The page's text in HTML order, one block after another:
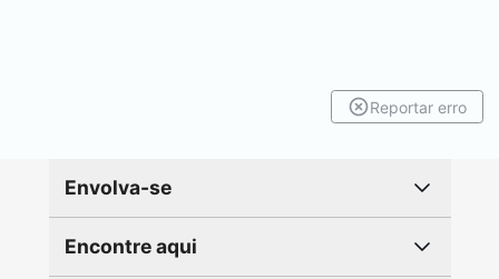
Reportar erro
Envolva-se
Encontre aqui